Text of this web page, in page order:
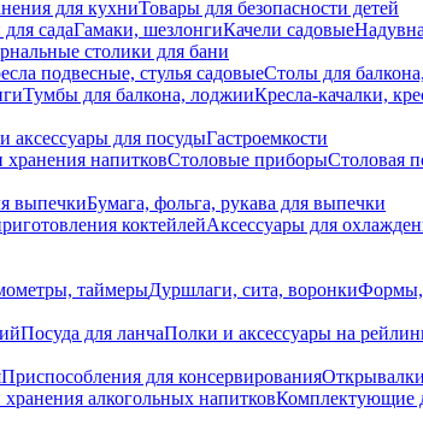
для кухниТовары для безопасности детей
садаГамаки, шезлонгиКачели садовые
столики для бани
подвесные, стулья садовыеСтолы для
Тумбы для балкона, лоджииКресла-качалки,
для посудыГастроемкости
хранения напитковСтоловые приборыСтоловая
выпечкиБумага, фольга, рукава для выпечки
коктейлейАксессуары для
таймерыДуршлаги, сита, воронкиФормы,
Посуда для ланчаПолки и аксессуары на
Приспособления для консервированияОткрывалки
алкогольных напитковКомплектующие